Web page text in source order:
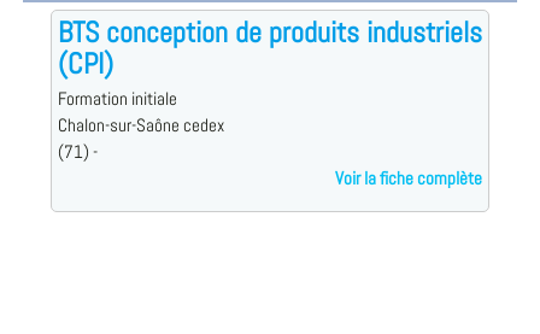
BTS conception de produits industriels
(CPI)
Formation initiale
Chalon-sur-Saône cedex
(71) -
Voir la fiche complète